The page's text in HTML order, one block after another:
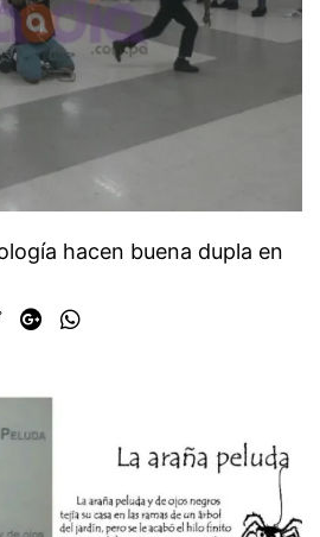
hacen buena dupla en